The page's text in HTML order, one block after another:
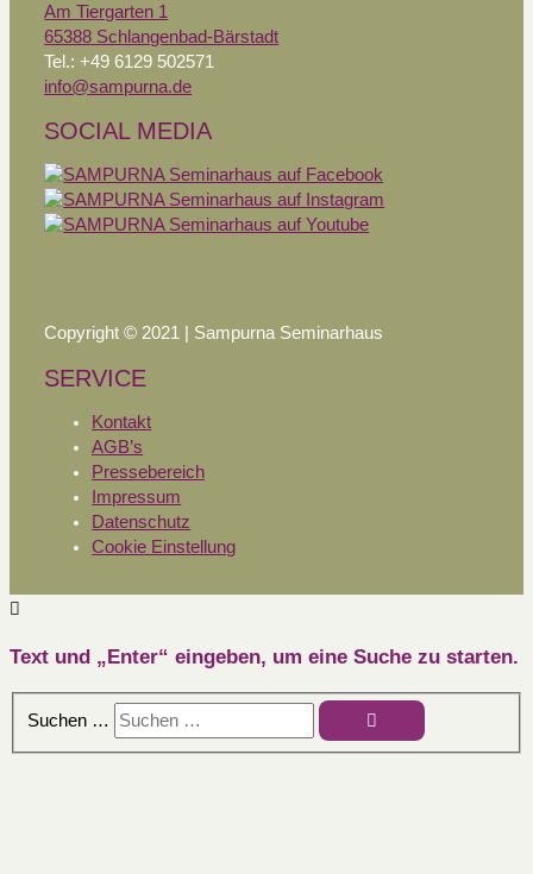
Am Tiergarten 1
65388 Schlangenbad-Bärstadt
Tel.: +49 6129 502571
info@sampurna.de
SOCIAL MEDIA
Copyright © 2021 | Sampurna Seminarhaus
SERVICE
Kontakt
AGB’s
Pressebereich
Impressum
Datenschutz
Cookie Einstellung
Text und „Enter“ eingeben, um eine Suche zu starten.
Suchen …